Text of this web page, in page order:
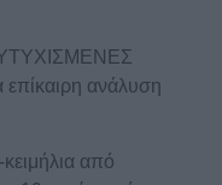
ανάλυση
από